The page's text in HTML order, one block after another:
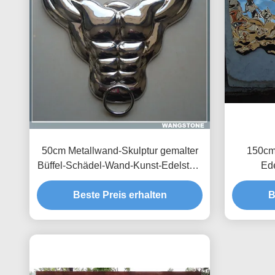
50cm Metallwand-Skulptur gemalter
Büffel-Schädel-Wand-Kunst-Edelstahl
materiell
Beste Preis erhalten